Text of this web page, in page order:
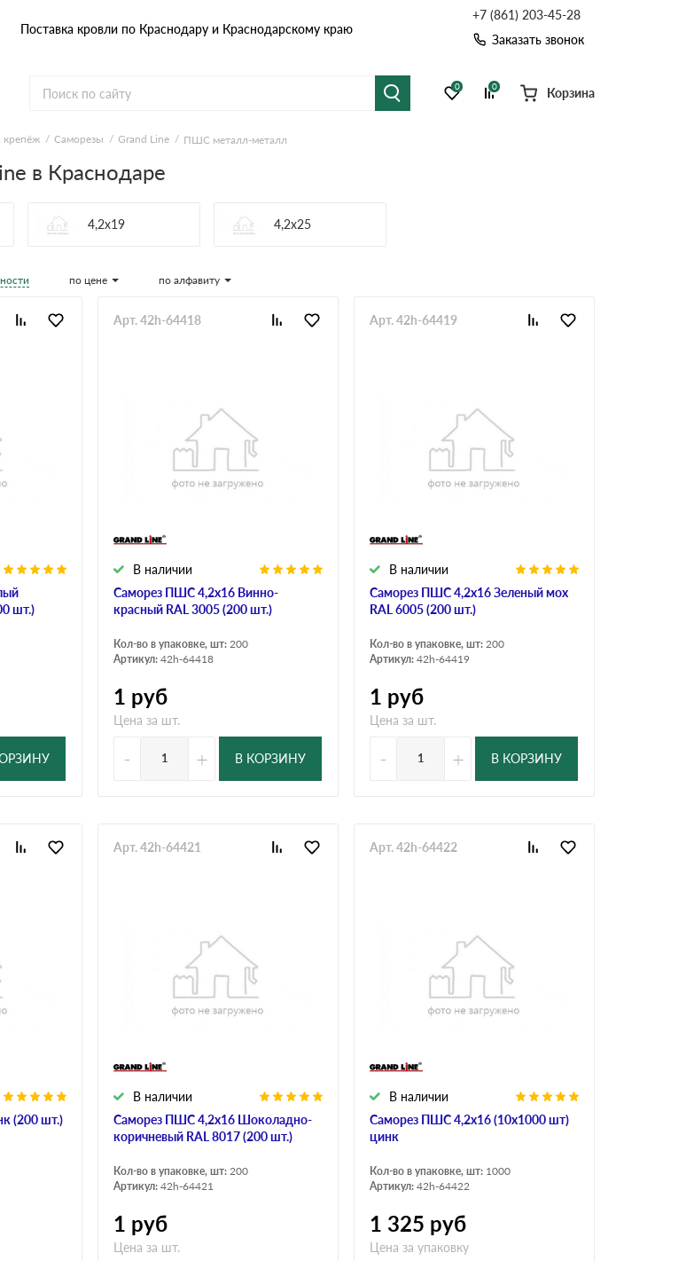
Поставка кровли по Краснодару и Краснодарскому краю
+7 (861) 203-45-28
Заказать звонок
Металлочерепица Гибкая черепица
Натуральная керамическая
Комплектующие
0 0 Корзина
крепёж Саморезы Grand Line ПШС металл-металл
в Краснодаре
4,2х19 4,2х25
по цене по алфавиту
шт.)
Саморез ПШС 4,2х16 Винно-
красный RAL 3005 (200 шт.)
В наличии
Арт. 42h-64418
Кол-во в упаковке, шт: 200
Артикул: 42h-64418
1 руб
Цена за шт.
- + В КОРЗИНУ
Саморез ПШС 4,2х16 Зеленый мох
RAL 6005 (200 шт.)
В наличии
Арт. 42h-64419
Кол-во в упаковке, шт: 200
Артикул: 42h-64419
1 руб
Цена за шт.
- + В КОРЗИНУ
(200 шт.)
Саморез ПШС 4,2х16 Шоколадно-
коричневый RAL 8017 (200 шт.)
В наличии
Арт. 42h-64421
Кол-во в упаковке, шт: 200
Артикул: 42h-64421
1 руб
Цена за шт.
Саморез ПШС 4,2х16 (10х1000 шт)
цинк
В наличии
Арт. 42h-64422
Кол-во в упаковке, шт: 1000
Артикул: 42h-64422
1 325 руб
Цена за упаковку